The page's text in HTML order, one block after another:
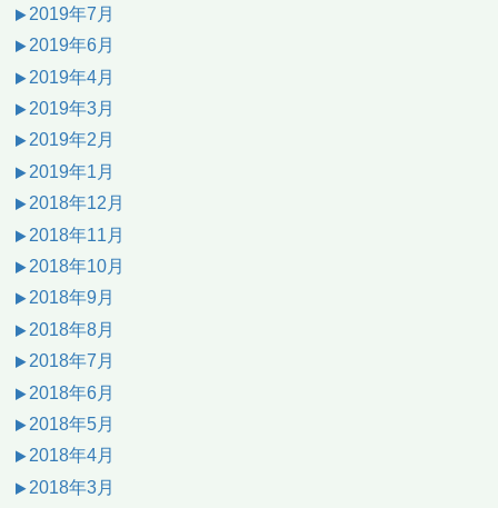
2019年7月
2019年6月
2019年4月
2019年3月
2019年2月
2019年1月
2018年12月
2018年11月
2018年10月
2018年9月
2018年8月
2018年7月
2018年6月
2018年5月
2018年4月
2018年3月